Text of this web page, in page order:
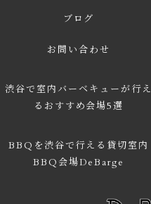
ブログ
お問い合わせ
渋谷で室内バーベキューが行え
るおすすめ会場5選
BBQを渋谷で行える貸切室内
BBQ会場DeBarge